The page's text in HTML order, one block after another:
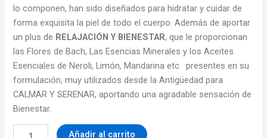
lo componen, han sido diseñados para hidratar y cuidar de
forma exquisita la piel de todo el cuerpo. Además de aportar
un plus de RELAJACIÓN Y BIENESTAR, que le proporcionan
las Flores de Bach, Las Esencias Minerales y los Aceites
Esenciales de Neroli, Limón, Mandarina etc. presentes en su
formulación, muy utilizados desde la Antigüedad para
CALMAR Y SERENAR, aportando una agradable sensación de
Bienestar.
Añadir al carrito